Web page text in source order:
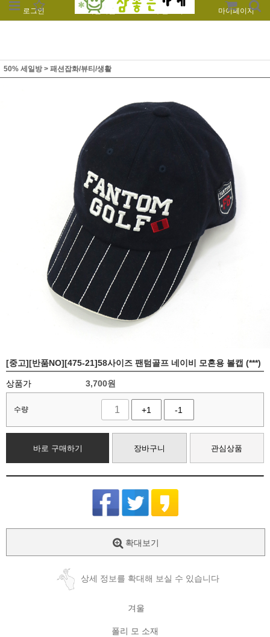
로그인 회원가입 주문조회 마이페이지
50% 세일방> 패션잡화/뷰티/생활
[중고][반품NO][475-21]58사이즈 팬텀골프 네이비 모혼용 볼캡 (***)
상품가 3,700원
수량 +1 -1
바로 구매하기 장바구니 관심상품
확대보기
상세 정보를 확대해 보실 수 있습니다
겨울
폴리 모 소재